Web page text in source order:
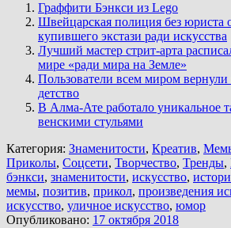
Граффити Бэнкси из Lego
Швейцарская полиция без юриста
купившего экстази ради искусства
Лучший мастер стрит-арта
мире «ради мира на Земле»
Пользователи всем миром вернули
детство
В Алма-Ате работало уникальное
венскими стульями
Категория: Знаменитости, Креатив,
Приколы, Соцсети, Творчество, Тренды,
бэнкси, знаменитости, искусство,
мемы, позитив, прикол, произведения
искусство, уличное искусство, юмор
Опубликовано: 17 октября 2018